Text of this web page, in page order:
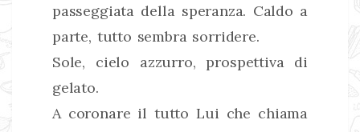
passeggiata della speranza. Caldo a
parte, tutto sembra sorridere.
Sole, cielo azzurro, prospettiva di
gelato.
A coronare il tutto Lui che chiama